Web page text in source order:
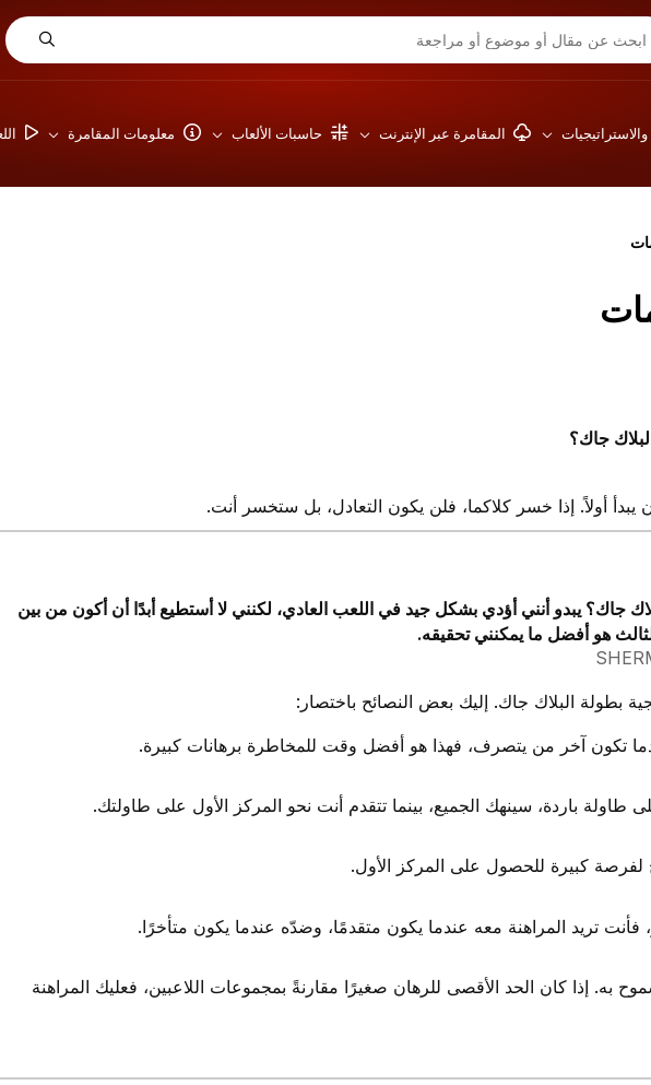
والاستراتيجيات المقامرة عبر الإنترنت حاسبات الألعاب معلومات المقامرة
جاك؟
يبدأ أولاً. إذا خسر كلاكما، فلن يكون التعادل، بل ستخسر أنت.
جاك؟ يبدو أنني أؤدي بشكل جيد في اللعب العادي، لكنني لا أستطيع أبدًا أن أكون من بين
هو أفضل ما يمكنني تحقيقه.
بطولة البلاك جاك. إليك بعض النصائح باختصار:
تكون آخر من يتصرف، فهذا هو أفضل وقت للمخاطرة برهانات كبيرة.
على طاولة باردة، سينهك الجميع، بينما تتقدم أنت نحو المركز الأول على طاولتك.
لفرصة كبيرة للحصول على المركز الأول.
تريد المراهنة معه عندما يكون متقدمًا، وضدّه عندما يكون متأخرًا.
به. إذا كان الحد الأقصى للرهان صغيرًا مقارنةً بمجموعات اللاعبين، فعليك المراهنة